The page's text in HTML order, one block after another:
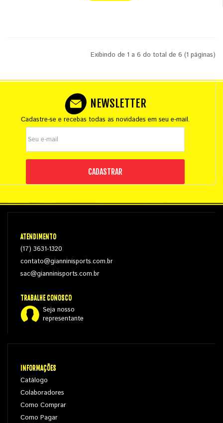
Exibindo de 1 a 6 do total de 6 (1 páginas)
NEWSLETTER
Cadastre-se e recebas todas as novidades em seu e-mail.
CADASTRAR
ATENDIMENTO
(17) 3631-1320
contato@gianninisports.com.br
sac@gianninisports.com.br
TRABALHE CONOSCO
Seja nosso
representante
INFORMAÇÕES
Catálogo
Colaboradores
Como Comprar
Como Pagar